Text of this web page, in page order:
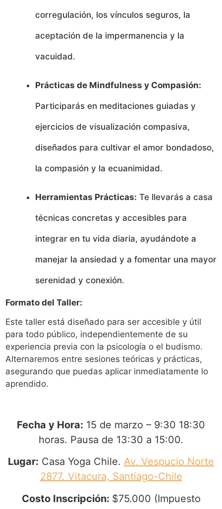
corregulación, los vínculos seguros, la
aceptación de la impermanencia y la
vacuidad.
Prácticas de Mindfulness y Compasión:
Participarás en meditaciones guiadas y
ejercicios de visualización compasiva,
diseñados para cultivar el amor bondadoso,
la compasión y la ecuanimidad.
Herramientas Prácticas: Te llevarás a casa
técnicas concretas y accesibles para
integrar en tu vida diaria, ayudándote a
manejar la ansiedad y a fomentar una mayor
serenidad y conexión.
Formato del Taller:
Este taller está diseñado para ser accesible y útil
para todo público, independientemente de su
experiencia previa con la psicología o el budismo.
Alternaremos entre sesiones teóricas y prácticas,
asegurando que puedas aplicar inmediatamente lo
aprendido.
Fecha y Hora: 15 de marzo – 9:30 18:30
horas. Pausa de 13:30 a 15:00.
Lugar: Casa Yoga Chile. Av. Vespucio Norte
2877. Vitacura, Santiago-Chile
Costo Inscripción: $75.000 (Impuesto